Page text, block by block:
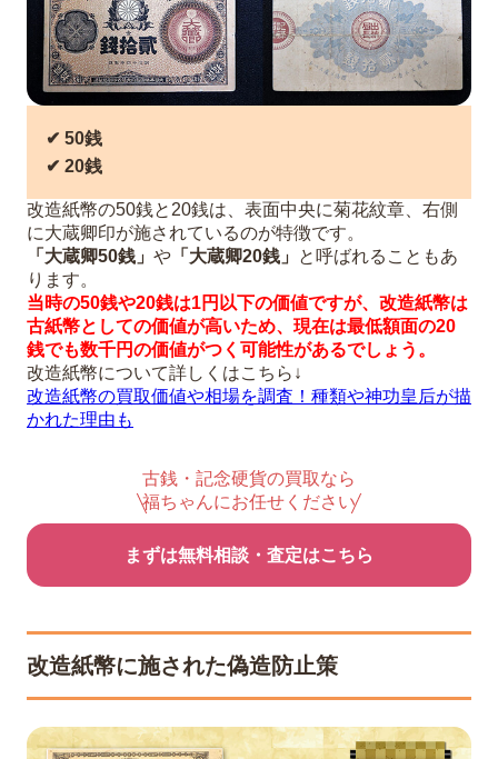
✔︎ 50銭
✔︎ 20銭
改造紙幣の50銭と20銭は、表面中央に菊花紋章、右側
に大蔵卿印が施されているのが特徴です。
「大蔵卿50銭」 や 「大蔵卿20銭」 と呼ばれることもあ
ります。
当時の50銭や20銭は1円以下の価値ですが、改造紙幣は
古紙幣としての価値が高いため、現在は最低額面の20
銭でも数千円の価値がつく可能性があるでしょう。
改造紙幣について詳しくはこちら↓
改造紙幣の買取価値や相場を調査！種類や神功皇后が描
かれた理由も
古銭・記念硬貨の買取なら
福ちゃんにお任せください
まずは無料相談・査定はこちら
改造紙幣に施された偽造防止策